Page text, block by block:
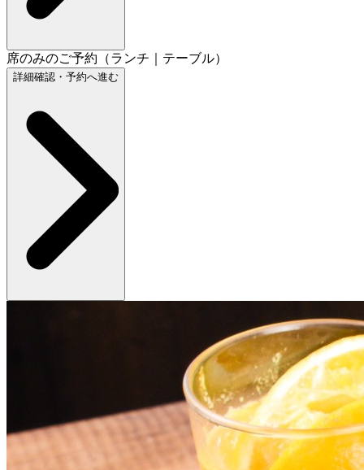
席のみのご予約（ランチ｜テーブル）
詳細確認・予約へ進む